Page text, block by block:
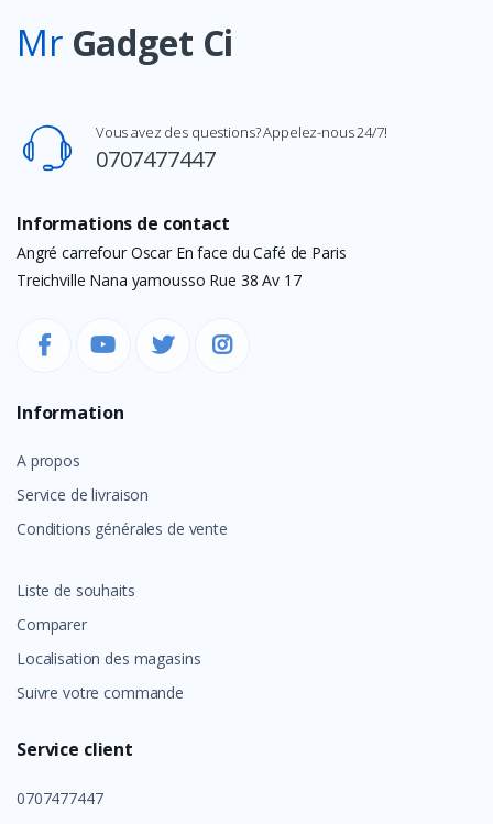
Mr Gadget Ci
Vous avez des questions? Appelez-nous 24/7!
0707477447
Informations de contact
Angré carrefour Oscar En face du Café de Paris
Treichville Nana yamousso Rue 38 Av 17
Information
A propos
Service de livraison
Conditions générales de vente
Liste de souhaits
Comparer
Localisation des magasins
Suivre votre commande
Service client
0707477447